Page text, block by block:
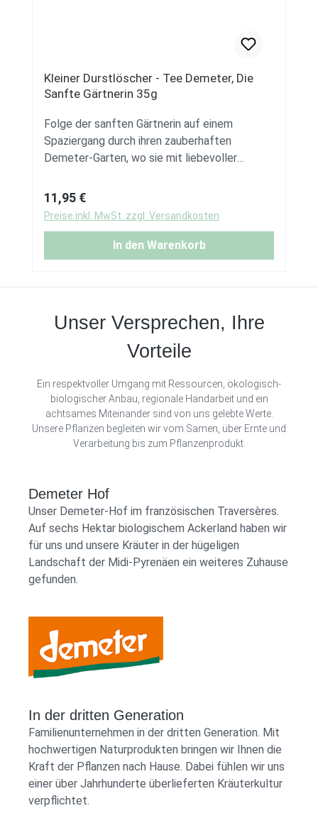
Kleiner Durstlöscher - Tee Demeter, Die
Sanfte Gärtnerin 35g
Folge der sanften Gärtnerin auf einem
Spaziergang durch ihren zauberhaften
Demeter-Garten, wo sie mit liebevoller
die Kräuter für unseren Tee „Kleiner
Durstlöscher“ zupft, sammelt und segnet.
Dieser Garten, ein kleines Paradies auf Erden,
ist die Wiege unserer inspirierenden
Teemischungen, in der jede Pflanze eine
die wir mit viel Liebe und Fachkenntnis für
dich kreiert haben. Sie vereint die Frische und
das Lebendige der Natur in einer Tasse Tee.
Diese erfrischende Pflanzenkombination ist
wie ein kühler Morgenhauch, der den Tag mit
Freude begrüßt, und ein zarter Abendwind, der
die Träume sanft in die Nacht wiegt. Im
Mittelpunkt steht der Griechische Bergtee,
Südfrankreichs die Seele streichelt und für
einen echten Stimmungsaufheller sorgt. Kühl
serviert, verwandelt sich dieser Tee in den
perfekten Durstlöscher, der besonders bei
unseren kleinen Abenteurern und
Naturfreunden beliebt ist. Doch nicht nur
erfrischende Pause vom Alltag, als Moment
der Ruhe und Erneuerung. Der „Kleiner
Durstlöscher“ ist eine Einladung, sich eine
Auszeit zu gönnen, tief durchzuatmen und die
unseres „Kleinen Durstlöschers“ verzaubern.
Genieße ihn als spritzigen Start in den Tag, als
erfrischenden Begleiter durch die
Mittagshitze oder als beruhigenden
Abschluss eines erfüllten Tages. Er ist mehr
als nur ein Getränk; er ist ein Stück
Regulärer Preis:
11,95 €
Preise inkl. MwSt. zzgl. Versandkosten
In den Warenkorb
Unser Versprechen, Ihre
Vorteile
Ein respektvoller Umgang mit Ressourcen, ökologisch-
biologischer Anbau, regionale Handarbeit und ein
achtsames Miteinander sind von uns gelebte Werte.
Unsere Pflanzen begleiten wir vom Samen, über Ernte und
Verarbeitung bis zum Pflanzenprodukt.
Demeter Hof
Unser Demeter-Hof im französischen Traversères.
Auf sechs Hektar biologischem Ackerland haben wir
für uns und unsere Kräuter in der hügeligen
Landschaft der Midi-Pyrenäen ein weiteres Zuhause
gefunden.
In der dritten Generation
Familienunternehmen in der dritten Generation. Mit
hochwertigen Naturprodukten bringen wir Ihnen die
Kraft der Pflanzen nach Hause. Dabei fühlen wir uns
einer über Jahrhunderte überlieferten Kräuterkultur
verpflichtet.